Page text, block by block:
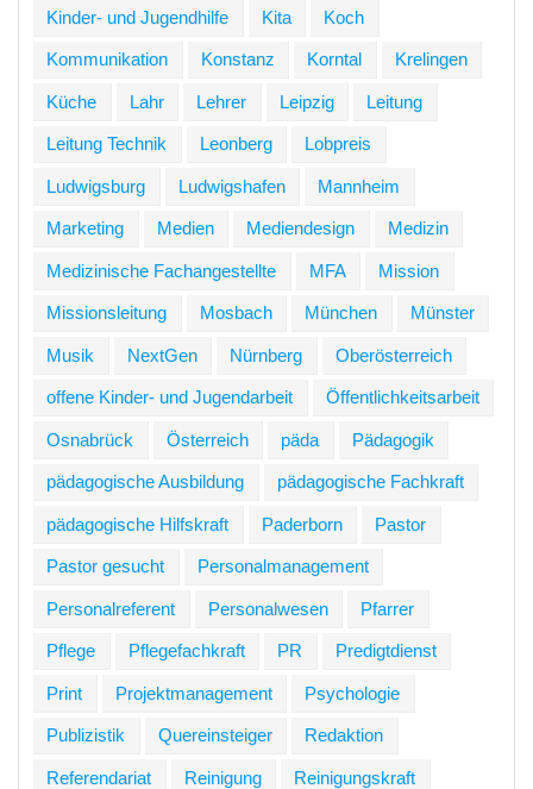
Kinder- und Jugendhilfe Kita Koch
Kommunikation Konstanz Korntal Krelingen
Küche Lahr Lehrer Leipzig Leitung
Leitung Technik Leonberg Lobpreis
Ludwigsburg Ludwigshafen Mannheim
Marketing Medien Mediendesign Medizin
Medizinische Fachangestellte MFA Mission
Missionsleitung Mosbach München Münster
Musik NextGen Nürnberg Oberösterreich
offene Kinder- und Jugendarbeit Öffentlichkeitsarbeit
Osnabrück Österreich päda Pädagogik
pädagogische Ausbildung pädagogische Fachkraft
pädagogische Hilfskraft Paderborn Pastor
Pastor gesucht Personalmanagement
Personalreferent Personalwesen Pfarrer
Pflege Pflegefachkraft PR Predigtdienst
Print Projektmanagement Psychologie
Publizistik Quereinsteiger Redaktion
Referendariat Reinigung Reinigungskraft